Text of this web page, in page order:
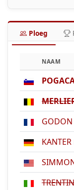
Ploeg
NAAM